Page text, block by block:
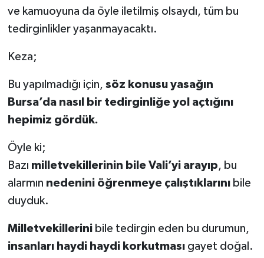
ve kamuoyuna da öyle iletilmiş olsaydı, tüm bu
tedirginlikler yaşanmayacaktı.
Keza;
Bu yapılmadığı için, söz konusu yasağın
Bursa’da nasıl bir tedirginliğe yol açtığını
hepimiz gördük.
Öyle ki;
Bazı milletvekillerinin bile Vali’yi arayıp, bu
alarmın nedenini öğrenmeye çalıştıklarınıbile
duyduk.
Milletvekillerinibile tedirgin eden bu durumun,
insanları haydi haydi korkutmasıgayet doğal.